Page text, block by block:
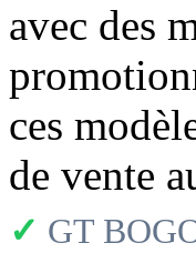
avec des
ces
de vente
✓ GT